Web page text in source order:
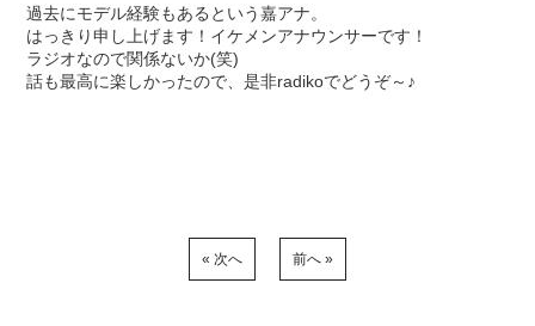
過去にモデル経験もあるという嘉アナ。
はっきり申し上げます！イケメンアナウンサーです！
ラジオなので関係ないか(笑)
話も最高に楽しかったので、是非radikoでどうぞ～♪
« 次へ 前へ »